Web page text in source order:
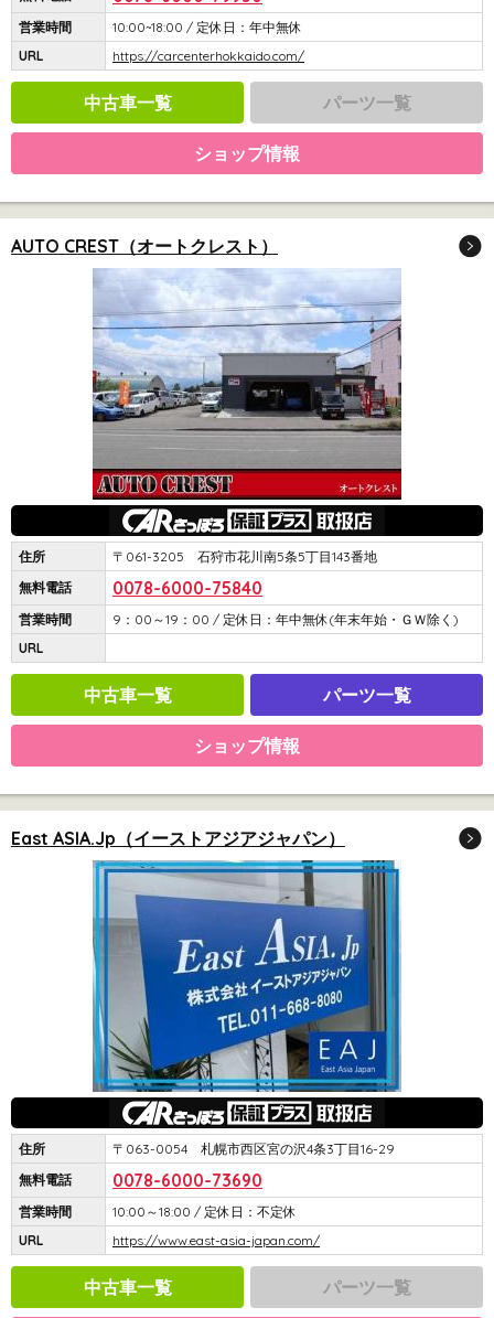
営業時間
10:00~18:00 / 定休日：年中無休
URL
https://carcenterhokkaido.com/
中古車一覧 パーツ一覧
ショップ情報
AUTO CREST（オートクレスト）
住所
〒061-3205 石狩市花川南5条5丁目143番地
無料電話
0078-6000-75840
営業時間
9：00～19：00 / 定休日：年中無休(年末年始・ＧＷ除く)
URL
中古車一覧 パーツ一覧
ショップ情報
East ASIA.Jp（イーストアジアジャパン）
住所
〒063-0054 札幌市西区宮の沢4条3丁目16-29
無料電話
0078-6000-73690
営業時間
10:00～18:00 / 定休日：不定休
URL
https://www.east-asia-japan.com/
中古車一覧 パーツ一覧